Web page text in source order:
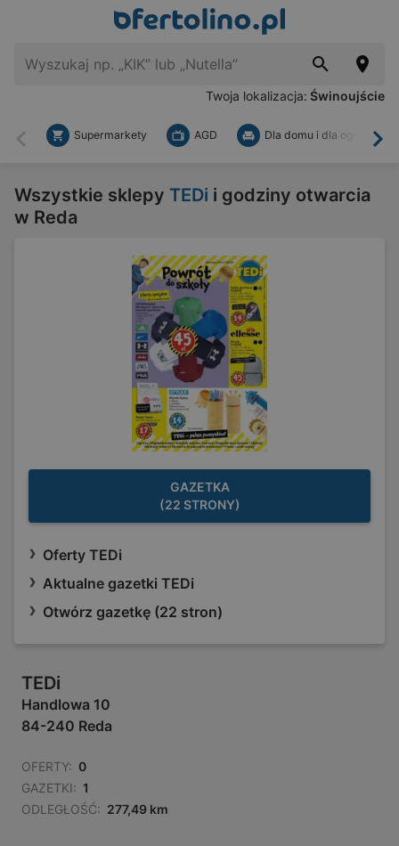
Twoja lokalizacja: Świnoujście
Wstecz
Supermarkety AGD Dla domu i dla ogrodu
Wszystkie sklepy TEDi i godziny otwarcia
w Reda
GAZETKA
(22 STRONY)
Oferty TEDi
Aktualne gazetki TEDi
Otwórz gazetkę (22 stron)
TEDi
Handlowa 10
84-240 Reda
OFERTY: 0
GAZETKI: 1
ODLEGŁOŚĆ: 277,49 km